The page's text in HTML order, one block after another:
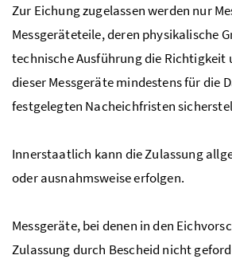
Zur Eichung zugelassen werden nur
Messgeräteteile, deren physikalische
technische Ausführung die Richtigkeit
dieser Messgeräte mindestens für die
festgelegten Nacheichfristen
Innerstaatlich kann die Zulassung
oder ausnahmsweise erfolgen.
Messgeräte, bei denen in den
Zulassung durch Bescheid nicht